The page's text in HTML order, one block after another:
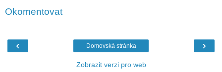
Okomentovat
‹ ›
Domovská stránka
Zobrazit verzi pro web